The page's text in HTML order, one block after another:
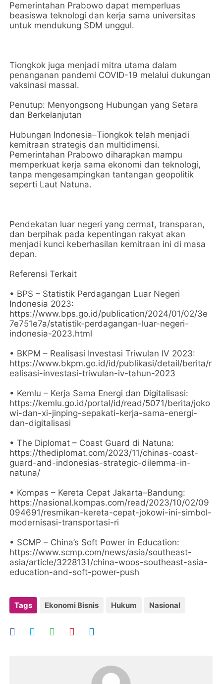
Pemerintahan Prabowo dapat memperluas
beasiswa teknologi dan kerja sama universitas
untuk mendukung SDM unggul.
Tiongkok juga menjadi mitra utama dalam
penanganan pandemi COVID-19 melalui dukungan
vaksinasi massal.
Penutup: Menyongsong Hubungan yang Setara
dan Berkelanjutan
Hubungan Indonesia–Tiongkok telah menjadi
kemitraan strategis dan multidimensi.
Pemerintahan Prabowo diharapkan mampu
memperkuat kerja sama ekonomi dan teknologi,
tanpa mengesampingkan tantangan geopolitik
seperti Laut Natuna.
Pendekatan luar negeri yang cermat, transparan,
dan berpihak pada kepentingan rakyat akan
menjadi kunci keberhasilan kemitraan ini di masa
depan.
Referensi Terkait
• BPS – Statistik Perdagangan Luar Negeri
Indonesia 2023:
https://www.bps.go.id/publication/2024/01/02/3e
7e751e7a/statistik-perdagangan-luar-negeri-
indonesia-2023.html
• BKPM – Realisasi Investasi Triwulan IV 2023:
https://www.bkpm.go.id/id/publikasi/detail/berita/r
ealisasi-investasi-triwulan-iv-tahun-2023
• Kemlu – Kerja Sama Energi dan Digitalisasi:
https://kemlu.go.id/portal/id/read/5071/berita/joko
wi-dan-xi-jinping-sepakati-kerja-sama-energi-
dan-digitalisasi
• The Diplomat – Coast Guard di Natuna:
https://thediplomat.com/2023/11/chinas-coast-
guard-and-indonesias-strategic-dilemma-in-
natuna/
• Kompas – Kereta Cepat Jakarta–Bandung:
https://nasional.kompas.com/read/2023/10/02/09
094691/resmikan-kereta-cepat-jokowi-ini-simbol-
modernisasi-transportasi-ri
• SCMP – China’s Soft Power in Education:
https://www.scmp.com/news/asia/southeast-
asia/article/3228131/china-woos-southeast-asia-
education-and-soft-power-push
Tags Ekonomi Bisnis Hukum Nasional